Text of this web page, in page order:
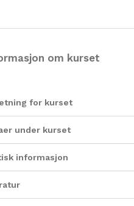
om kurset
for kurset
under kurset
informasjon